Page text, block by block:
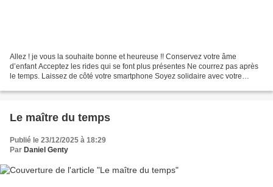
Allez ! je vous la souhaite bonne et heureuse !! Conservez votre âme
d’enfant Acceptez les rides qui se font plus présentes Ne courrez pas après
le temps. Laissez de côté votre smartphone Soyez solidaire avec votre
Le maître du temps
Publié le 23/12/2025 à 18:29
Par Daniel Genty